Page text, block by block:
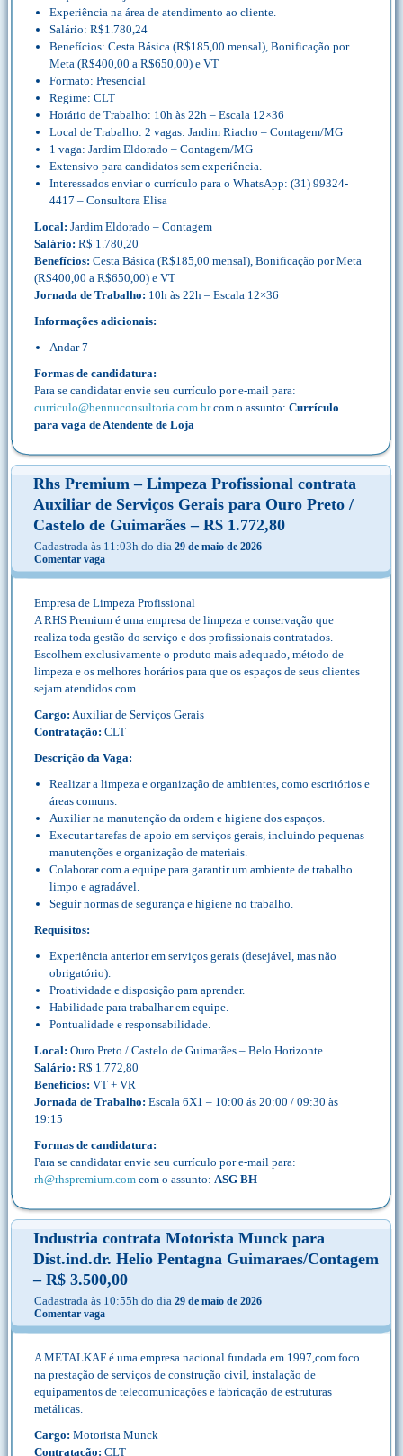
Experiência na área de atendimento ao cliente.
Salário: R$1.780,24
Benefícios: Cesta Básica (R$185,00 mensal), Bonificação por
Meta (R$400,00 a R$650,00) e VT
Formato: Presencial
Regime: CLT
Horário de Trabalho: 10h às 22h – Escala 12×36
Local de Trabalho: 2 vagas: Jardim Riacho – Contagem/MG
1 vaga: Jardim Eldorado – Contagem/MG
Extensivo para candidatos sem experiência.
Interessados enviar o currículo para o WhatsApp: (31) 99324-
4417 – Consultora Elisa
Local: Jardim Eldorado – Contagem
Salário: R$ 1.780,20
Benefícios: Cesta Básica (R$185,00 mensal), Bonificação por Meta
(R$400,00 a R$650,00) e VT
Jornada de Trabalho: 10h às 22h – Escala 12×36
Informações adicionais:
Andar 7
Formas de candidatura:
Para se candidatar envie seu currículo por e-mail para:
curriculo@bennuconsultoria.com.brcom o assunto: Currículo
para vaga de Atendente de Loja
Rhs Premium – Limpeza Profissional contrata
Auxiliar de Serviços Gerais para Ouro Preto /
Castelo de Guimarães – R$ 1.772,80
Cadastrada às 11:03h do dia 29 de maio de 2026
Comentar vaga
Empresa de Limpeza Profissional
A RHS Premium é uma empresa de limpeza e conservação que
realiza toda gestão do serviço e dos profissionais contratados.
Escolhem exclusivamente o produto mais adequado, método de
limpeza e os melhores horários para que os espaços de seus clientes
sejam atendidos com
Cargo: Auxiliar de Serviços Gerais
Contratação: CLT
Descrição da Vaga:
Realizar a limpeza e organização de ambientes, como escritórios e
áreas comuns.
Auxiliar na manutenção da ordem e higiene dos espaços.
Executar tarefas de apoio em serviços gerais, incluindo pequenas
manutenções e organização de materiais.
Colaborar com a equipe para garantir um ambiente de trabalho
limpo e agradável.
Seguir normas de segurança e higiene no trabalho.
Requisitos:
Experiência anterior em serviços gerais (desejável, mas não
obrigatório).
Proatividade e disposição para aprender.
Habilidade para trabalhar em equipe.
Pontualidade e responsabilidade.
Local: Ouro Preto / Castelo de Guimarães – Belo Horizonte
Salário: R$ 1.772,80
Benefícios: VT + VR
Jornada de Trabalho: Escala 6X1 – 10:00 ás 20:00 / 09:30 às
19:15
Formas de candidatura:
Para se candidatar envie seu currículo por e-mail para:
rh@rhspremium.com com o assunto: ASG BH
Industria contrata Motorista Munck para
Dist.ind.dr. Helio Pentagna Guimaraes/Contagem
– R$ 3.500,00
Cadastrada às 10:55h do dia 29 de maio de 2026
Comentar vaga
A METALKAF é uma empresa nacional fundada em 1997,com foco
na prestação de serviços de construção civil, instalação de
equipamentos de telecomunicações e fabricação de estruturas
metálicas.
Cargo: Motorista Munck
Contratação: CLT